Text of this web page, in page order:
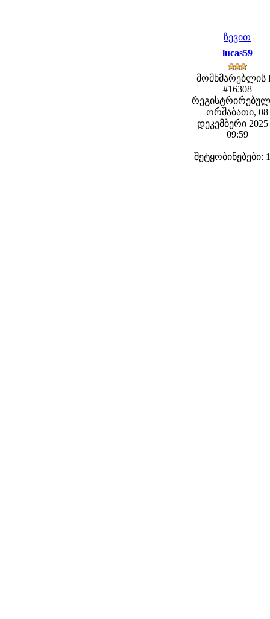
ზევით
lucas59
მომხმარებლის
#16308
ორშაბათი, 08
დეკემბერი 2025
09:59
შეტყობინებები: